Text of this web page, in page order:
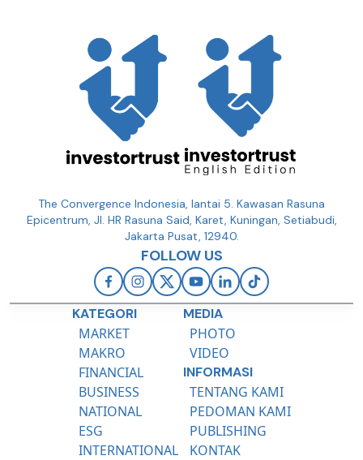
The Convergence Indonesia, lantai 5. Kawasan Rasuna
Epicentrum, Jl. HR Rasuna Said, Karet, Kuningan, Setiabudi,
Jakarta Pusat, 12940.
FOLLOW US
KATEGORI
MARKET
MAKRO
FINANCIAL
BUSINESS
NATIONAL
ESG
INTERNATIONAL
MEDIA
PHOTO
VIDEO
INFORMASI
TENTANG KAMI
PEDOMAN KAMI
PUBLISHING
KONTAK